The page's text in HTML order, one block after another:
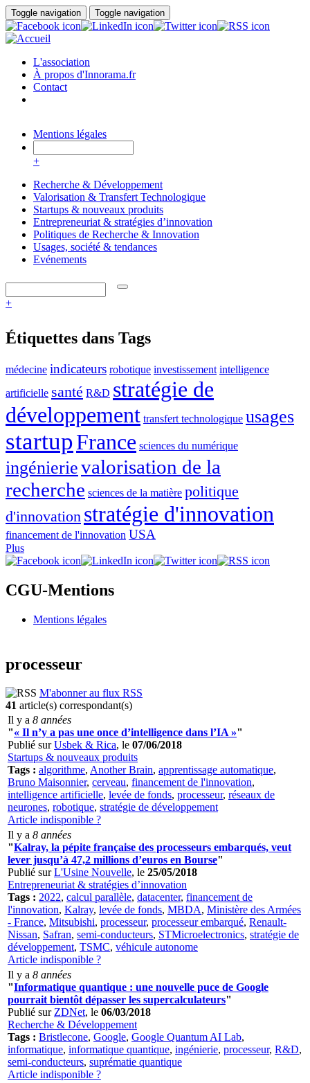
Aller au contenu principal
Toggle navigation Toggle navigation
L'association
À propos d'Innorama.fr
Contact
Mentions légales
+
Recherche & Développement
Valorisation & Transfert Technologique
Startups & nouveaux produits
Entrepreneuriat & stratégies d’innovation
Politiques de Recherche & Innovation
Usages, société & tendances
Evénements
+
Étiquettes dans Tags
médecine indicateurs robotique investissement intelligence
artificielle santé R&D stratégie de
développement transfert technologique usages
startupFrance sciences du numérique
ingénierievalorisation de la
recherche sciences de la matière politique
d'innovation stratégie d'innovation
financement de l'innovation USA
Plus
CGU-Mentions
Mentions légales
processeur
M'abonner au flux RSS
41 article(s) correspondant(s)
Il y a 8 années
"« Il n’y a pas une once d’intelligence dans l’IA »"
Publié surUsbek & Rica, le 07/06/2018
Startups & nouveaux produits
Tags : algorithme, Another Brain, apprentissage automatique,
Bruno Maisonnier, cerveau, financement de l'innovation,
intelligence artificielle, levée de fonds, processeur, réseaux de
neurones, robotique, stratégie de développement
Article indisponible ?
Il y a 8 années
"Kalray, la pépite française des processeurs embarqués, veut
lever jusqu’à 47,2 millions d’euros en Bourse"
Publié surL'Usine Nouvelle, le 25/05/2018
Entrepreneuriat & stratégies d’innovation
Tags : 2022, calcul parallèle, datacenter, financement de
l'innovation, Kalray, levée de fonds, MBDA, Ministère des Armées
- France, Mitsubishi, processeur, processeur embarqué, Renault-
Nissan, Safran, semi-conducteurs, STMicroelectronics, stratégie de
développement, TSMC, véhicule autonome
Article indisponible ?
Il y a 8 années
"Informatique quantique : une nouvelle puce de Google
pourrait bientôt dépasser les supercalculateurs"
Publié surZDNet, le 06/03/2018
Recherche & Développement
Tags : Bristlecone, Google, Google Quantum AI Lab,
informatique, informatique quantique, ingénierie, processeur, R&D,
semi-conducteurs, suprématie quantique
Article indisponible ?